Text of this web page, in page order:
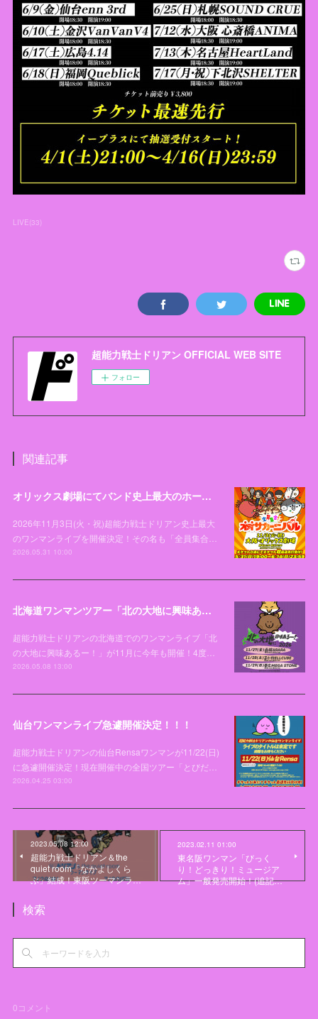
LIVE(33)
超能力戦士ドリアン OFFICIAL WEB SITE
フォロー
関連記事
オリックス劇場にてバンド史上最大のホールワンマンライブ「全員集合！オオサカーニバル」開催決定！
2026年11月3日(火・祝)超能力戦士ドリアン史上最大
のワンマンライブを開催決定！その名も「全員集合…
2026.05.31 10:00
北海道ワンマンツアー「北の大地に興味あるー！2026」開催決定！！！
超能力戦士ドリアンの北海道でのワンマンライブ「北
の大地に興味あるー！」が11月に今年も開催！4度…
2026.05.08 13:00
仙台ワンマンライブ急遽開催決定！！！
超能力戦士ドリアンの仙台Rensaワンマンが11/22(日)
に急遽開催決定！現在開催中の全国ツアー「とびだ…
2026.04.25 03:00
2023.05.08 12:00
超能力戦士ドリアン＆the
quiet room「なかよしくら
ぶ」結成！東阪ツーマンラ…
2023.02.11 01:00
東名阪ワンマン「びっく
り！どっきり！ミュージア
ム」一般発売開始！(追記…
検索
0コメント